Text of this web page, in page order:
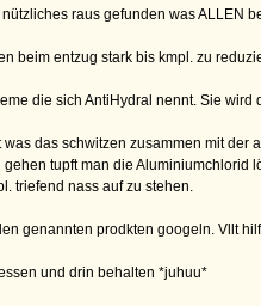
raus gefunden was ALLEN
beim entzug stark bis kmpl. zu
die sich AntiHydral nennt. Sie
das schwitzen zusammen mit
tupft man die
triefend nass auf zu stehen.
genannten prodkten googeln. Vllt
und drin behalten *juhuu*